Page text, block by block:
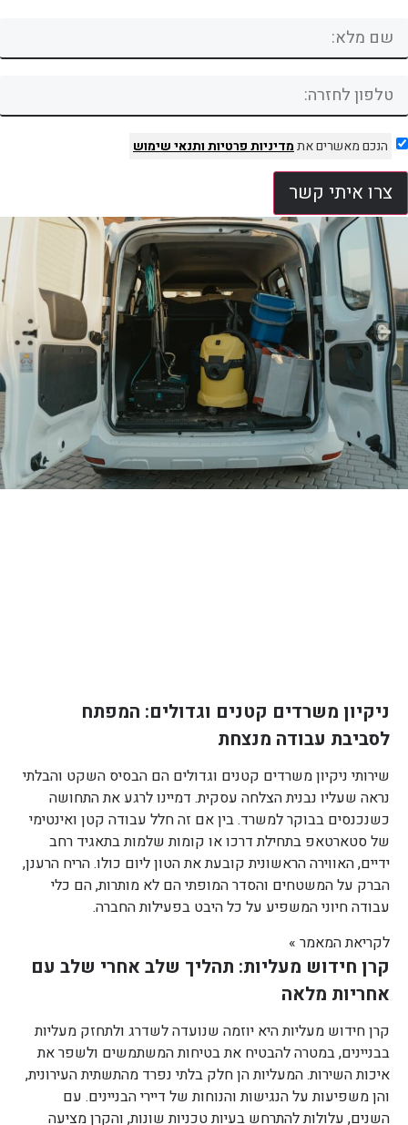
הנכם מאשרים אתמדיניות פרטיותותנאי שימוש
צרו איתי קשר
ניקיון משרדים קטנים וגדולים: המפתח
לסביבת עבודה מנצחת
שירותי ניקיון משרדים קטנים וגדולים הם הבסיס השקט והבלתי
נראה שעליו נבנית הצלחה עסקית. דמיינו לרגע את התחושה
כשנכנסים בבוקר למשרד. בין אם זה חלל עבודה קטן ואינטימי
של סטארטאפ בתחילת דרכו או קומות שלמות בתאגיד רחב
ידיים, האווירה הראשונית קובעת את הטון ליום כולו. הריח הרענן,
הברק על המשטחים והסדר המופתי הם לא מותרות, הם כלי
עבודה חיוני המשפיע על כל היבט בפעילות החברה.
לקריאת המאמר »
קרן חידוש מעליות: תהליך שלב אחרי שלב עם
אחריות מלאה
קרן חידוש מעליות היא יוזמה שנועדה לשדרג ולתחזק מעליות
בבניינים, במטרה להבטיח את בטיחות המשתמשים ולשפר את
איכות השירות. המעליות הן חלק בלתי נפרד מהתשתית העירונית,
והן משפיעות על הנגישות והנוחות של דיירי הבניינים. עם
השנים, עלולות להתרחש בעיות טכניות שונות, והקרן מציעה